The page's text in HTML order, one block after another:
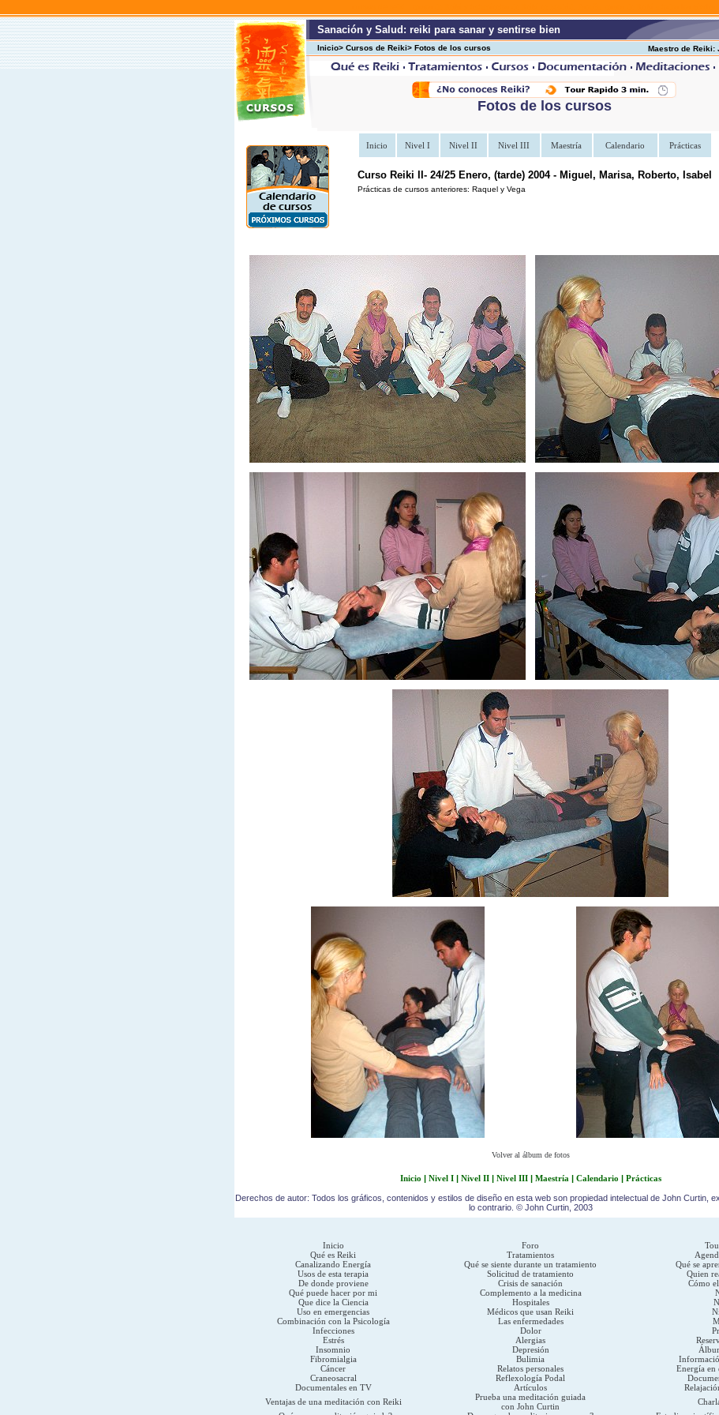
Sanación y Salud: reiki para sanar y sentirse bien
Inicio> Cursos de Reiki> Fotos de los cursos Maestro de Reiki:
Fotos de los cursos
Inicio Nivel I Nivel II Nivel III Maestría Calendario Prácticas
Curso Reiki II- 24/25 Enero, (tarde) 2004 - Miguel, Marisa, Roberto, Isabel
Prácticas de cursos anteriores: Raquel y Vega
Volver al álbum de fotos
Inicio | Nivel I | Nivel II | Nivel III| Maestría | Calendario | Prácticas
Derechos de autor: Todos los gráficos, contenidos y estilos de diseño en esta web son propiedad intelectual de John Curtin,
lo contrario. © John Curtin, 2003
Inicio Foro
Qué es Reiki
Tratamientos
Canalizando Energía
Qué se siente durante un tratamiento
Qué se
Usos de esta terapia
Solicitud de tratamiento
Quien
De donde proviene
Crisis de sanación
Cómo
Qué puede hacer por mi
Complemento a la medicina
Que dice la Ciencia
Hospitales
Uso en emergencias
Médicos que usan Reiki
Combinación con la Psicología
Las enfermedades
Infecciones
Dolor
Estrés
Alergias
Insomnio
Depresión
Fibromialgia
Bulimia
Cáncer
Relatos personales
Energía en
Craneosacral
Reflexología Podal
Documentales en TV
Artículos
Ventajas de una meditación con Reiki
Prueba una meditación guiada
con John Curtin